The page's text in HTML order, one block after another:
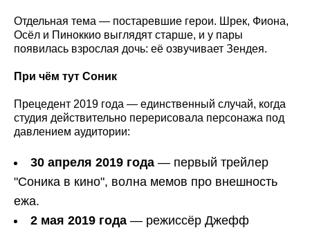
Отдельная тема — постаревшие герои. Шрек, Фиона,
Осёл и Пиноккио выглядят старше, и у пары
появилась взрослая дочь: её озвучивает Зендея.
При чём тут Соник
Прецедент 2019 года — единственный случай, когда
студия действительно перерисовала персонажа под
давлением аудитории:
30 апреля 2019 года — первый трейлер
"Соника в кино", волна мемов про внешность
ежа.
2 мая 2019 года — режиссёр Джефф